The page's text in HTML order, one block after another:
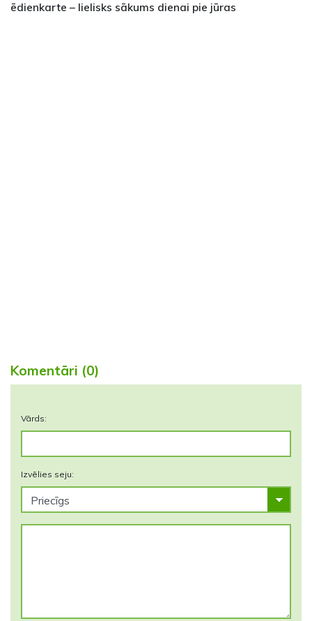
ēdienkarte – lielisks sākums dienai pie jūras
Komentāri (0)
Vārds:
Izvēlies seju: